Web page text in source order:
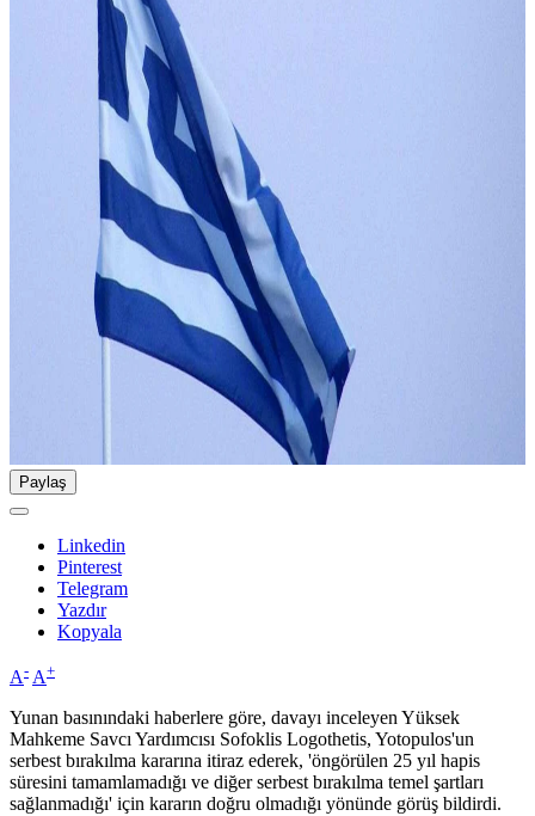
Paylaş
Linkedin
Pinterest
Telegram
Yazdır
Kopyala
A- A+
Yunan basınındaki haberlere göre, davayı inceleyen Yüksek
Mahkeme Savcı Yardımcısı Sofoklis Logothetis, Yotopulos'un
serbest bırakılma kararına itiraz ederek, 'öngörülen 25 yıl hapis
süresini tamamlamadığı ve diğer serbest bırakılma temel şartları
sağlanmadığı' için kararın doğru olmadığı yönünde görüş bildirdi.